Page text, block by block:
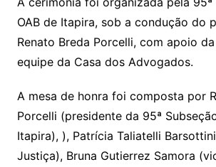
OAB de Itapira, sob a condução do
Renato Breda Porcelli, com apoio
equipe da Casa dos Advogados.
A mesa de honra foi composta por
Porcelli (presidente da 95ª
Itapira), ), Patrícia Taliatelli
Justiça), Bruna Gutierrez Samora